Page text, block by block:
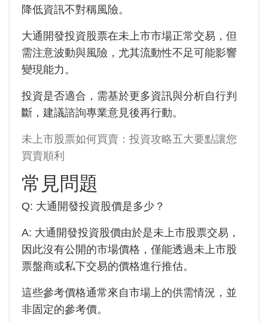
降低資訊不對稱風險。
大通開發投資股票在未上市市場正常交易，但
需注意波動與風險，尤其流動性不足可能影響
變現能力。
投資是否適合，需基於更多資訊與分析自行判
斷，建議諮詢專業意見後再行動。
未上市股票如何買賣：投資攻略五大要點讓您
買賣順利
常見問題
Q: 大通開發投資股價是多少？
A: 大通開發投資股價由於是未上市股票交易，
因此沒有公開的市場價格，僅能透過未上市股
票盤商或私下交易的價格進行推估。
這些參考價格通常來自市場上的供需情況，並
非固定的參考價。